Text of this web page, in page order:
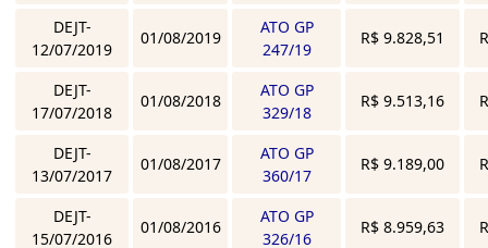
DEJT-
12/07/2019
01/08/2019
ATO GP
247/19
R$ 9.828,51
DEJT-
17/07/2018
01/08/2018
ATO GP
329/18
R$ 9.513,16
DEJT-
13/07/2017
01/08/2017
ATO GP
360/17
R$ 9.189,00
DEJT-
15/07/2016
01/08/2016
ATO GP
326/16
R$ 8.959,63